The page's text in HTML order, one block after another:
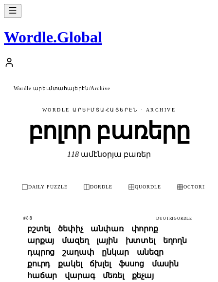
Wordle.Global
Wordle արեւմտահայերէն/Archive
WORDLE ԱՐԵՒՄՏԱՀԱՅԵՐԷՆ · ARCHIVE
բոլոր բառերը
118 ամէնօրյա բառեր
DAILY PUZZLE DORDLE QUORDLE OCTORDLE
#88 DUOTRIGORDLE
բշտել ծեփիչ անփառ
փորոք
արքայ
մազեղ լային խտտել
եղողն
դպրոց
շաղափ ընկար
անեզր
քուրդ
քակել ճխլել ֆսսոց
մասին
հաճար
վարագ մեռել
քեչայ